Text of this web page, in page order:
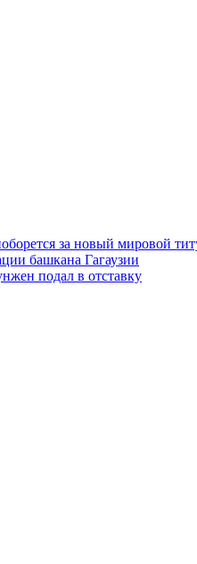
за новый мировой
башкана Гагаузии
подал в отставку